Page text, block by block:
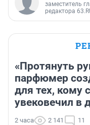
заместитель
редактора
«Протянуть
парфюмер
для тех, кому
увековечил в
2 часа 2 141 11